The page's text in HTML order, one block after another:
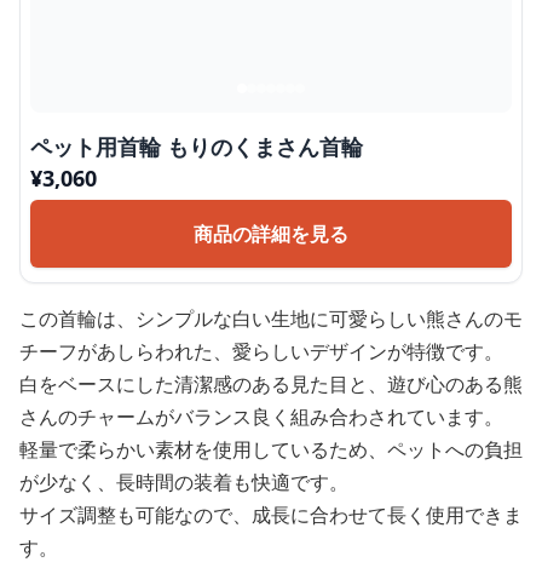
ペット用首輪 もりのくまさん首輪
¥3,060
商品の詳細を見る
この首輪は、シンプルな白い生地に可愛らしい熊さんのモ
チーフがあしらわれた、愛らしいデザインが特徴です。
白をベースにした清潔感のある見た目と、遊び心のある熊
さんのチャームがバランス良く組み合わされています。
軽量で柔らかい素材を使用しているため、ペットへの負担
が少なく、長時間の装着も快適です。
サイズ調整も可能なので、成長に合わせて長く使用できま
す。